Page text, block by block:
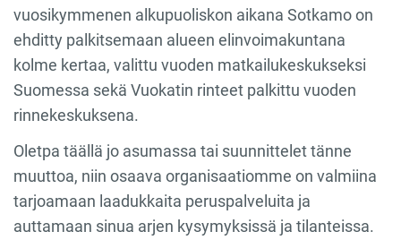
vuosikymmenen alkupuoliskon aikana Sotkamo on
ehditty palkitsemaan alueen elinvoimakuntana
kolme kertaa, valittu vuoden matkailukeskukseksi
Suomessa sekä Vuokatin rinteet palkittu vuoden
rinnekeskuksena.
Oletpa täällä jo asumassa tai suunnittelet tänne
muuttoa, niin osaava organisaatiomme on valmiina
tarjoamaan laadukkaita peruspalveluita ja
auttamaan sinua arjen kysymyksissä ja tilanteissa.